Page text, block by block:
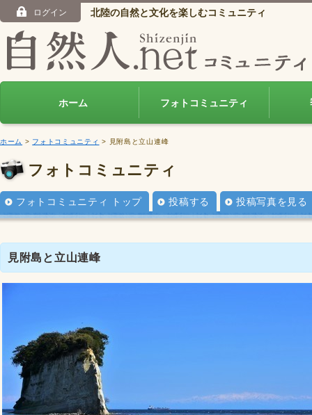
ログイン 北陸の自然と文化を楽しむコミュニティ
ホーム フォトコミュニティ
ホーム > フォトコミュニティ > 見附島と立山連峰
フォトコミュニティ
フォトコミュニティ トップ 投稿する 投稿写真を見る
見附島と立山連峰